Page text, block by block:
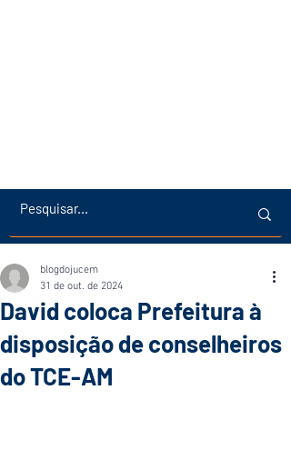
David coloca Prefeitura à
disposição de conselheiros
do TCE-AM
blogdojucem
31 de out. de 2024